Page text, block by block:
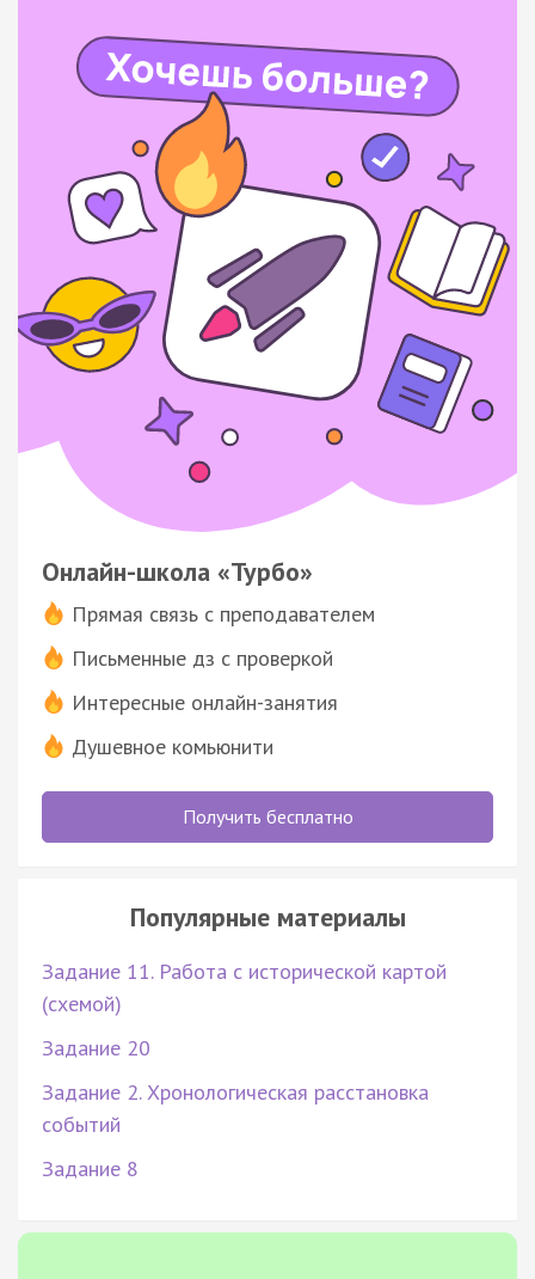
Онлайн-школа «Турбо»
Прямая связь с преподавателем
Письменные дз с проверкой
Интересные онлайн-занятия
Душевное комьюнити
Получить бесплатно
Популярные материалы
Задание 11. Работа с исторической картой
(схемой)
Задание 20
Задание 2. Хронологическая расстановка
событий
Задание 8